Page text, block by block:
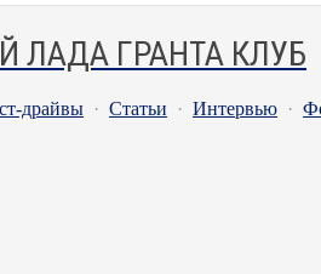
ЛАДА ГРАНТА КЛУБ
драйвы · Статьи · Интервью ·